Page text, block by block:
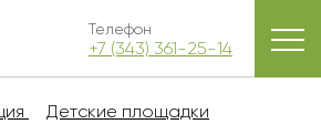
Телефон
+7 (343) 361-25-14
Детские площадки